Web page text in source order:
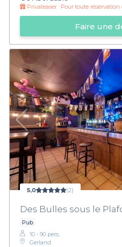
Privateaser : Pour toute réservation de
Faire une
5,0 (2)
Des Bulles sous le
Pub
10 - 90 pers.
Gerland